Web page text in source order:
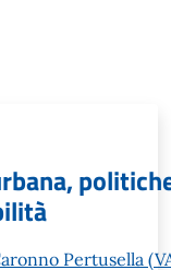
Pertusella